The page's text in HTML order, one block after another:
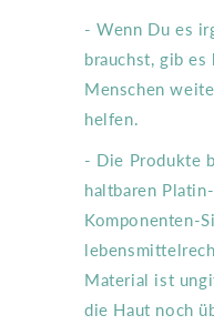
- Wenn Du es
brauchst, gib
Menschen
helfen.
- Die Produkte
haltbaren
Komponenten-
Material ist
die Haut noch